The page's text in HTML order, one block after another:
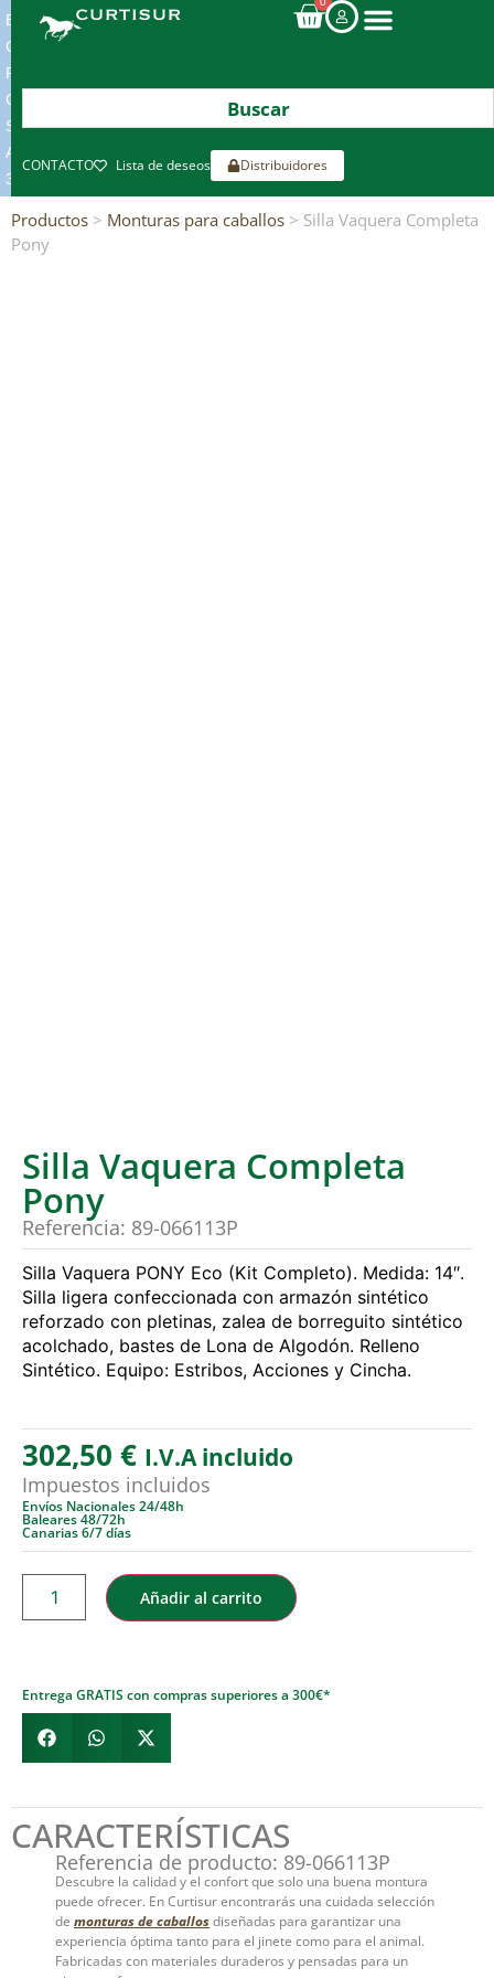
ENVIOS
GRATIS
POR
COMPRAS
SUPERIORES
A
300€*
CONTACTO Lista de deseos Distribuidores
Productos > Monturas para caballos > Silla Vaquera Completa
Pony
Silla Vaquera Completa
Pony
Referencia: 89-066113P
Silla Vaquera PONY Eco (Kit Completo). Medida: 14″.
Silla ligera confeccionada con armazón sintético
reforzado con pletinas, zalea de borreguito sintético
acolchado, bastes de Lona de Algodón. Relleno
Sintético. Equipo: Estribos, Acciones y Cincha.
302,50 € I.V.A incluido
Impuestos incluidos
Envíos Nacionales 24/48h
Baleares 48/72h
Canarias 6/7 días
Añadir al carrito
Entrega GRATIS con compras superiores a 300€*
CARACTERÍSTICAS
Referencia de producto: 89-066113P
Descubre la calidad y el confort que solo una buena montura
puede ofrecer. En Curtisur encontrarás una cuidada selección
de monturas de caballosdiseñadas para garantizar una
experiencia óptima tanto para el jinete como para el animal.
Fabricadas con materiales duraderos y pensadas para un